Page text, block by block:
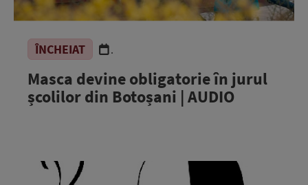
ÎNCHEIAT .
Masca devine obligatorie în jurul
școlilor din Botoșani | AUDIO